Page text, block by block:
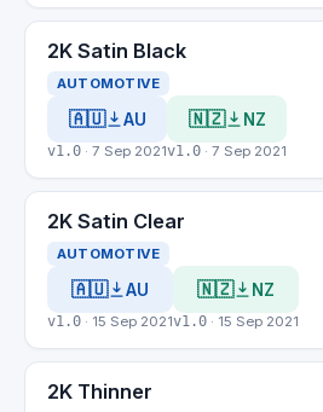
2K Satin Black
AUTOMOTIVE
🇦🇺 AU
v1.0 · 7 Sep 2021
🇳🇿 NZ
v1.0 · 7 Sep 2021
2K Satin Clear
AUTOMOTIVE
🇦🇺 AU
v1.0 · 15 Sep 2021
🇳🇿 NZ
v1.0 · 15 Sep 2021
2K Thinner